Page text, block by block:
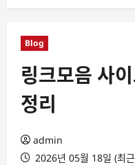
Blog
링크모음 사
정리
admin
2026년 05월 18일 (최